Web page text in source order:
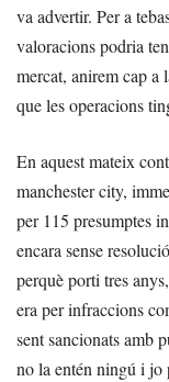
va advertir. Per a
valoracions podria
mercat, anirem cap
que les operacions
En aquest mateix
manchester city,
per 115 presumptes
encara sense
perquè porti tres
era per infraccions
sent sancionats amb
no la entén ningú i jo